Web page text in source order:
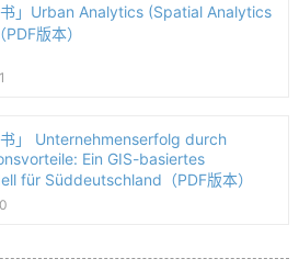
书」Urban Analytics (Spatial Analytics
版本）
书」 Unternehmenserfolg durch
Ein GIS-basiertes
für Süddeutschland（PDF版本）